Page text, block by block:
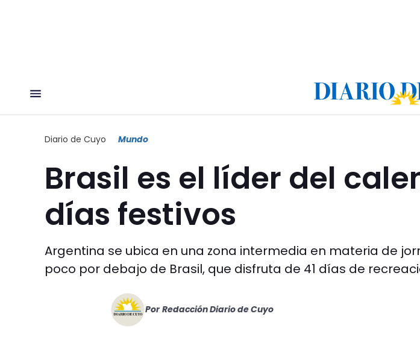
Diario de Cuyo Mundo
Brasil es el líder del
días festivos
Argentina se ubica en una zona intermedia en materia de
poco por debajo de Brasil, que disfruta de 41 días de
Por Redacción Diario de Cuyo